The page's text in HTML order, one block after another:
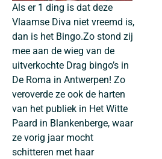
Als er 1 ding is dat deze
Vlaamse Diva niet vreemd is,
dan is het Bingo.Zo stond zij
mee aan de wieg van de
uitverkochte Drag bingo’s in
De Roma in Antwerpen! Zo
veroverde ze ook de harten
van het publiek in Het Witte
Paard in Blankenberge, waar
ze vorig jaar mocht
schitteren met haar